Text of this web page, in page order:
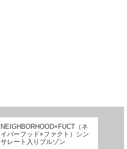
NEIGHBORHOOD×FUCT（ネ
イバーフッド×ファクト）シン
サレート入りブルゾン